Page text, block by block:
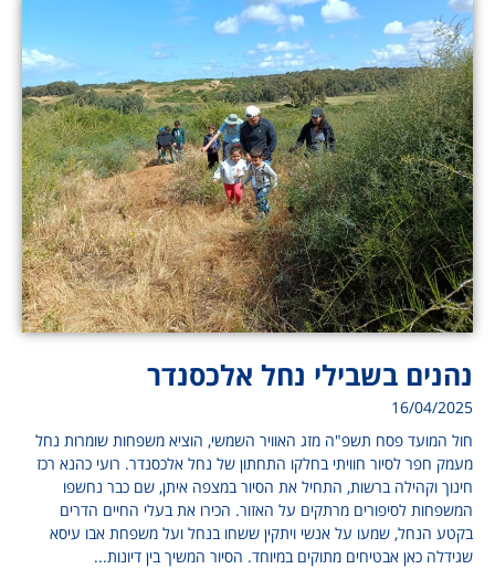
נהנים בשבילי נחל אלכסנדר
16/04/2025
חול המועד פסח תשפ"ה מזג האוויר השמשי, הוציא משפחות שומרות נחל
מעמק חפר לסיור חוויתי בחלקו התחתון של נחל אלכסנדר. רועי כהנא רכז
חינוך וקהילה ברשות, התחיל את הסיור במצפה איתן, שם כבר נחשפו
המשפחות לסיפורים מרתקים על האזור. הכירו את בעלי החיים הדרים
בקטע הנחל, שמעו על אנשי ויתקין ששחו בנחל ועל משפחת אבו עיסא
שגידלה כאן אבטיחים מתוקים במיוחד. הסיור המשיך בין דיונות...